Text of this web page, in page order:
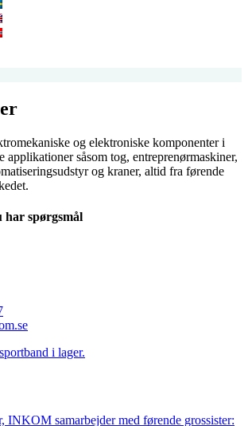
og elektroniske komponenter i
såsom tog, entreprenørmaskiner,
og kraner, altid fra førende
har spørgsmål
INKOM samarbejder med førende grossister: